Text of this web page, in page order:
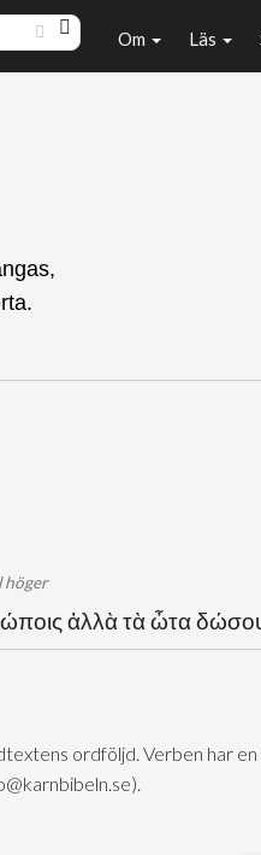
Om Läs
höger
ἀλλὰ τὰ ὦτα
ordföljd. Verben har